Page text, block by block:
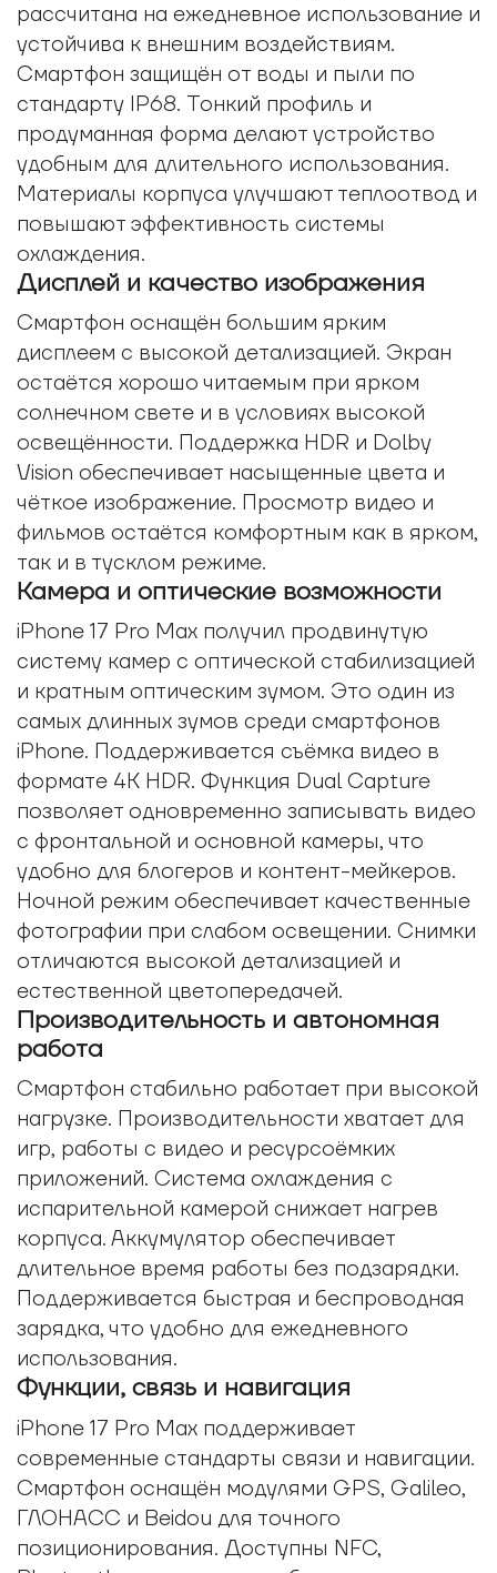
рассчитана на ежедневное использование и
устойчива к внешним воздействиям.
Смартфон защищён от воды и пыли по
стандарту IP68. Тонкий профиль и
продуманная форма делают устройство
удобным для длительного использования.
Материалы корпуса улучшают теплоотвод и
повышают эффективность системы
охлаждения.
Дисплей и качество изображения
Смартфон оснащён большим ярким
дисплеем с высокой детализацией. Экран
остаётся хорошо читаемым при ярком
солнечном свете и в условиях высокой
освещённости. Поддержка HDR и Dolby
Vision обеспечивает насыщенные цвета и
чёткое изображение. Просмотр видео и
фильмов остаётся комфортным как в ярком,
так и в тусклом режиме.
Камера и оптические возможности
iPhone 17 Pro Max получил продвинутую
систему камер с оптической стабилизацией
и кратным оптическим зумом. Это один из
самых длинных зумов среди смартфонов
iPhone. Поддерживается съёмка видео в
формате 4K HDR. Функция Dual Capture
позволяет одновременно записывать видео
с фронтальной и основной камеры, что
удобно для блогеров и контент-мейкеров.
Ночной режим обеспечивает качественные
фотографии при слабом освещении. Снимки
отличаются высокой детализацией и
естественной цветопередачей.
Производительность и автономная
работа
Смартфон стабильно работает при высокой
нагрузке. Производительности хватает для
игр, работы с видео и ресурсоёмких
приложений. Система охлаждения с
испарительной камерой снижает нагрев
корпуса. Аккумулятор обеспечивает
длительное время работы без подзарядки.
Поддерживается быстрая и беспроводная
зарядка, что удобно для ежедневного
использования.
Функции, связь и навигация
iPhone 17 Pro Max поддерживает
современные стандарты связи и навигации.
Смартфон оснащён модулями GPS, Galileo,
ГЛОНАСС и Beidou для точного
позиционирования. Доступны NFC,